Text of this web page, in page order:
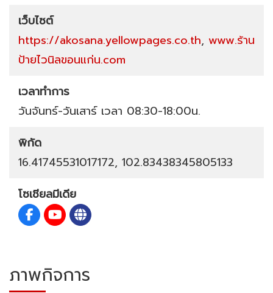
เว็บไซต์
https://akosana.yellowpages.co.th, www.ร้าน
ป้ายไวนิลขอนแก่น.com
เวลาทำการ
วันจันทร์-วันเสาร์ เวลา 08:30-18:00น.
พิกัด
16.41745531017172, 102.83438345805133
โซเชียลมีเดีย
ภาพกิจการ